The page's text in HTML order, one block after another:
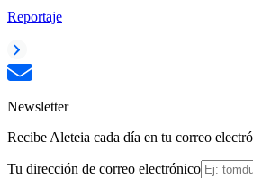
Reportaje
Newsletter
Recibe Aleteia cada día en tu correo
Tu dirección de correo electrónico